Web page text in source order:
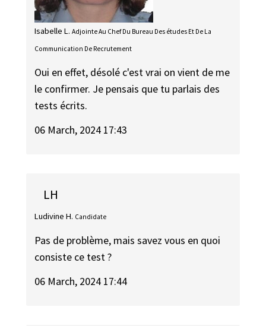
Isabelle L. Adjointe Au Chef Du Bureau Des études Et De La
Communication De Recrutement
Oui en effet, désolé c'est vrai on vient de me
le confirmer. Je pensais que tu parlais des
tests écrits.
06 March, 2024 17:43
LH
Ludivine H. Candidate
Pas de problème, mais savez vous en quoi
consiste ce test ?
06 March, 2024 17:44